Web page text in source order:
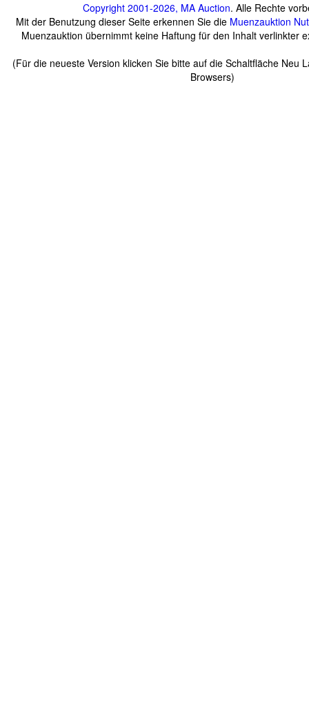
Copyright 2001-2026, MA Auction. Alle Rechte
Mit der Benutzung dieser Seite erkennen Sie die Muenzauktion
Muenzauktion übernimmt keine Haftung für den Inhalt verlinkter
(Für die neueste Version klicken Sie bitte auf die Schaltfläche Neu
Browsers)